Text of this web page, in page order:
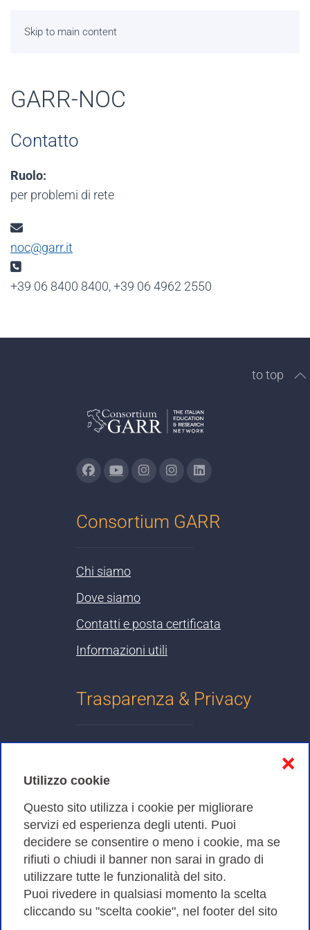
Utilizzo cookie
Questo sito utilizza i cookie per migliorare
servizi ed esperienza degli utenti. Puoi
decidere se consentire o meno i cookie, ma se
rifiuti o chiudi il banner non sarai in grado di
utilizzare tutte le funzionalità del sito.
Puoi rivedere in qualsiasi momento la scelta
cliccando su "scelta cookie", nel footer del sito
❌
Skip to main content
GARR-NOC
Contatto
Ruolo:
per problemi di rete
Email:
noc@garr.it
Telefono:
+39 06 8400 8400, +39 06 4962 2550
to top
Consortium GARR
Chi siamo
Dove siamo
Contatti e posta certificata
Informazioni utili
Trasparenza & Privacy
Cookies Policy
Amministrazione trasparente
Bandi di Gara
Consortium GARR - Via dei Tizii, 6 - 00185 Roma | Tel.